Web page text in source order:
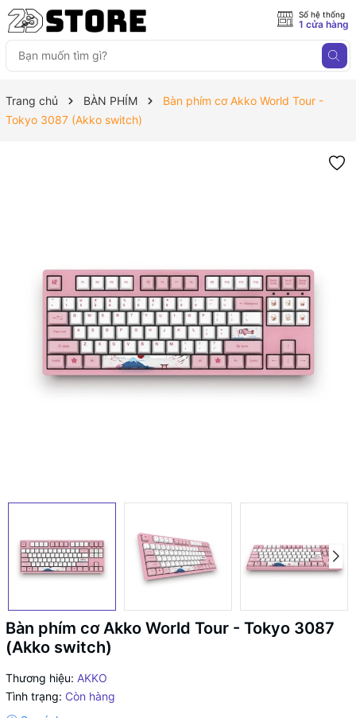
Số hệ thống
1 cửa hàng
Trang chủ BÀN PHÍM
Bàn phím cơ Akko World Tour -
Tokyo 3087 (Akko switch)
Bàn phím cơ Akko World Tour - Tokyo 3087
(Akko switch)
Thương hiệu: AKKO
Tình trạng: Còn hàng